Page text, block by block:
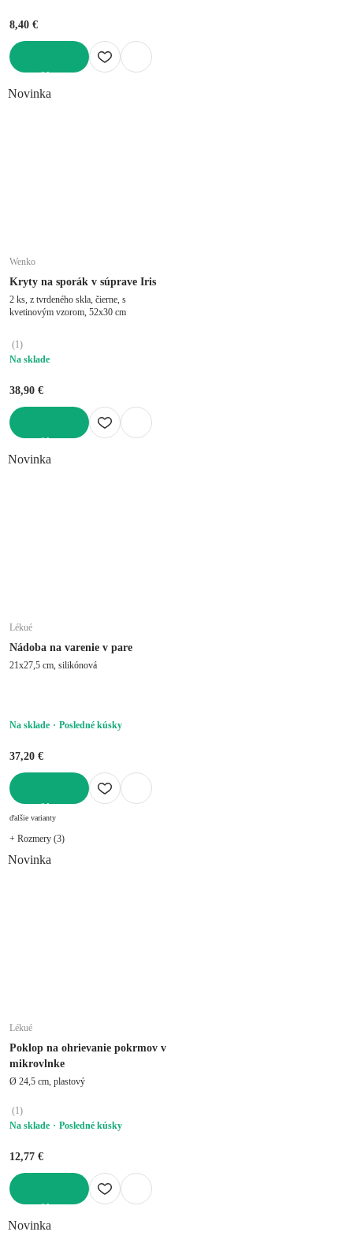
8,40 €
Novinka
Wenko
Kryty na sporák v súprave Iris
2 ks, z tvrdeného skla, čierne, s
kvetinovým vzorom, 52x30 cm
(1)
Na sklade
38,90 €
Novinka
Lékué
Nádoba na varenie v pare
21x27,5 cm, silikónová
Na sklade Posledné kúsky
37,20 €
ďalšie varianty
+ Rozmery (3)
Novinka
Lékué
Poklop na ohrievanie pokrmov v
mikrovlnke
Ø 24,5 cm, plastový
(1)
Na sklade
Posledné kúsky
12,77 €
Novinka